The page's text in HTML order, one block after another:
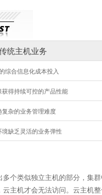
统主机业务
综合信息化成本投入
获得持续可控的产品性能
复杂的业务管理难度
境缺乏灵活的业务弹性
个类似独立主机的部分，集
主机才会无法访问。云主机